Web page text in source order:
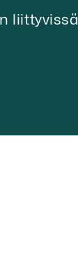
liittyvissä